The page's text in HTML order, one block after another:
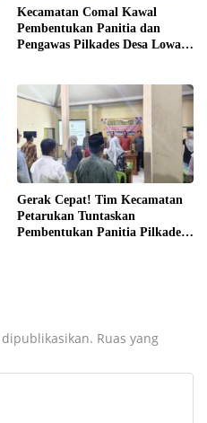
Kecamatan Comal Kawal
Pembentukan Panitia dan
Pengawas Pilkades Desa Lowa
Gerak Cepat! Tim Kecamatan
Petarukan Tuntaskan
Pembentukan Panitia Pilkades
Ruas yang